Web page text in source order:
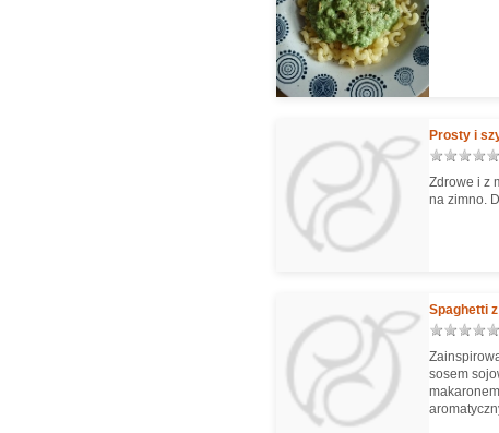
Prosty i
Zdrowe i z
na zimno.
Spaghetti
sosem